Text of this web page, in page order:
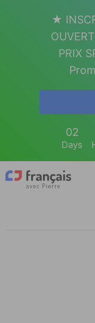
★
PRIX
02
Days